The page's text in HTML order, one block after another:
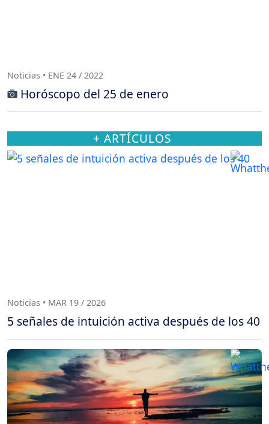
Noticias • ENE 24 / 2022
Horóscopo del 25 de enero
+ ARTÍCULOS
Noticias • MAR 19 / 2026
5 señales de intuición activa después de los 40